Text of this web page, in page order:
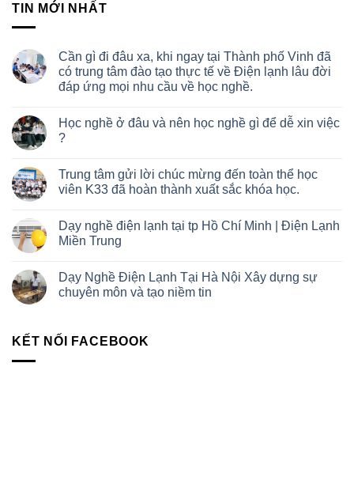
TIN MỚI NHẤT
Cần gì đi đâu xa, khi ngay tại Thành phố Vinh đã
có trung tâm đào tạo thực tế về Điện lạnh lâu đời
đáp ứng mọi nhu cầu về học nghề.
Học nghề ở đâu và nên học nghề gì để dễ xin việc
?
Trung tâm gửi lời chúc mừng đến toàn thể học
viên K33 đã hoàn thành xuất sắc khóa học.
Dạy nghề điện lạnh tại tp Hồ Chí Minh | Điện Lạnh
Miền Trung
Dạy Nghề Điện Lạnh Tại Hà Nội Xây dựng sự
chuyên môn và tạo niềm tin
KẾT NỐI FACEBOOK